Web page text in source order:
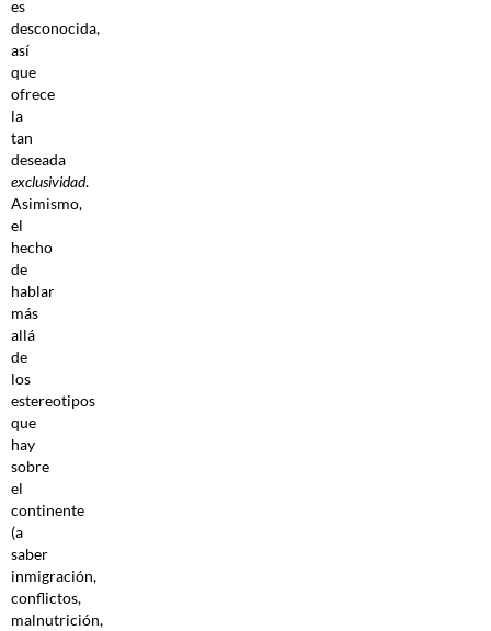
es
desconocida,
así
que
ofrece
la
tan
deseada
exclusividad.
Asimismo,
el
hecho
de
hablar
más
allá
de
los
estereotipos
que
hay
sobre
el
continente
(a
saber
inmigración,
conflictos,
malnutrición,